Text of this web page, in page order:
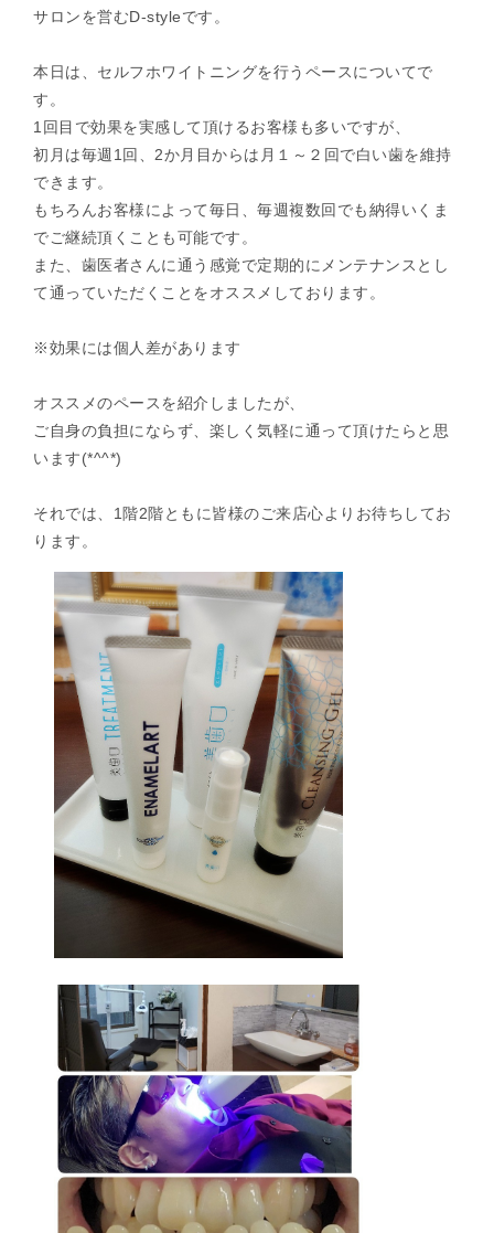
サロンを営むD-styleです。
本日は、セルフホワイトニングを行うペースについてで
す。
1回目で効果を実感して頂けるお客様も多いですが、
初月は毎週1回、2か月目からは月１～２回で白い歯を維持
できます。
もちろんお客様によって毎日、毎週複数回でも納得いくま
でご継続頂くことも可能です。
また、歯医者さんに通う感覚で定期的にメンテナンスとし
て通っていただくことをオススメしております。
※効果には個人差があります
オススメのペースを紹介しましたが、
ご自身の負担にならず、楽しく気軽に通って頂けたらと思
います(*^^*)
それでは、1階2階ともに皆様のご来店心よりお待ちしてお
ります。